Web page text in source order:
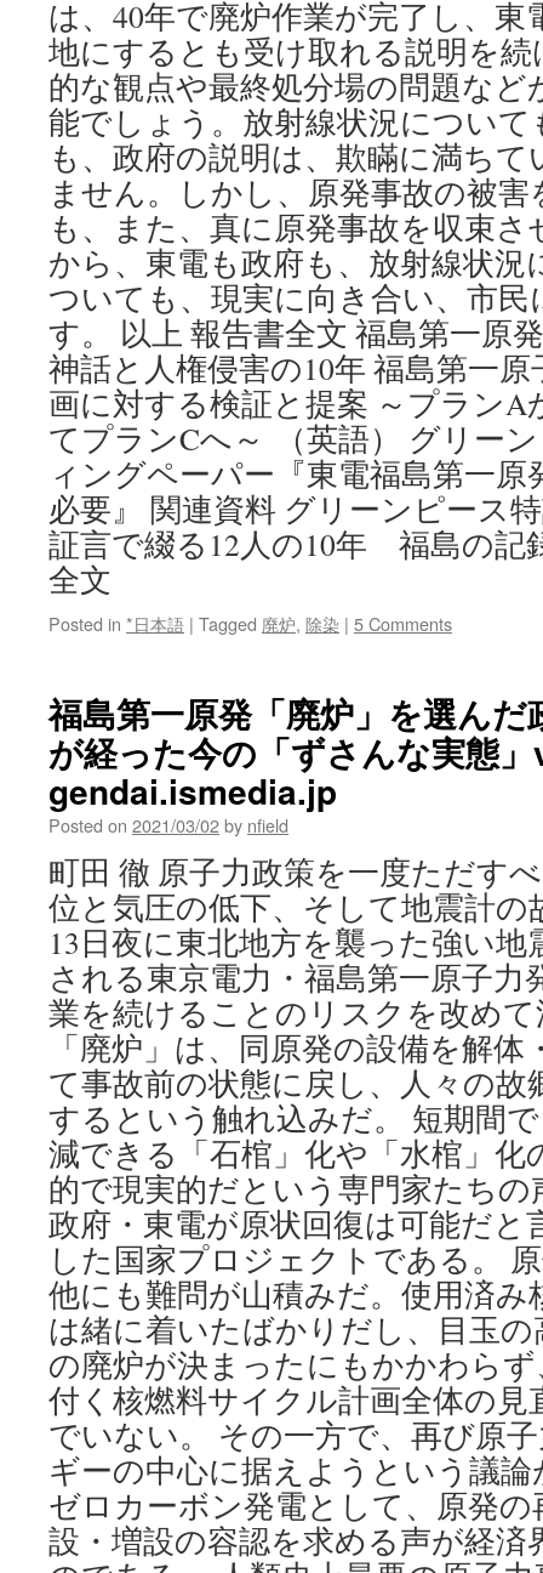
は、40年で廃炉作業が完了し、東
地にするとも受け取れる説明を
的な観点や最終処分場の問題など
能でしょう。放射線状況につい
も、政府の説明は、欺瞞に満ち
ません。しかし、原発事故の被
も、また、真に原発事故を収束
から、東電も政府も、放射線状
ついても、現実に向き合い、市
す。 以上 報告書全文 福島第一原
神話と人権侵害の10年 福島第一
画に対する検証と提案 ～プラン
てプランCへ～ （英語） グリー
ィングペーパー『東電福島第一
必要』 関連資料 グリーンピース
証言で綴る12人の10年 福島の記
全文
Posted in *日本語 | Tagged 廃炉, 除染 | 5 Comments
福島第一原発「廃炉」を選ん
が経った今の「ずさんな実態
gendai.ismedia.jp
Posted on 2021/03/02by nfield
町田 徹 原子力政策を一度ただす
位と気圧の低下、そして地震計
13日夜に東北地方を襲った強い
される東京電力・福島第一原子力
業を続けることのリスクを改め
「廃炉」は、同原発の設備を解
て事故前の状態に戻し、人々の故
するという触れ込みだ。 短期間
減できる「石棺」化や「水棺」化
的で現実的だという専門家たち
政府・東電が原状回復は可能だと
した国家プロジェクトである。
他にも難問が山積みだ。使用済み
は緒に着いたばかりだし、目玉
の廃炉が決まったにもかかわら
付く核燃料サイクル計画全体の
でいない。 その一方で、再び原
ギーの中心に据えようという議
ゼロカーボン発電として、原発
設・増設の容認を求める声が経